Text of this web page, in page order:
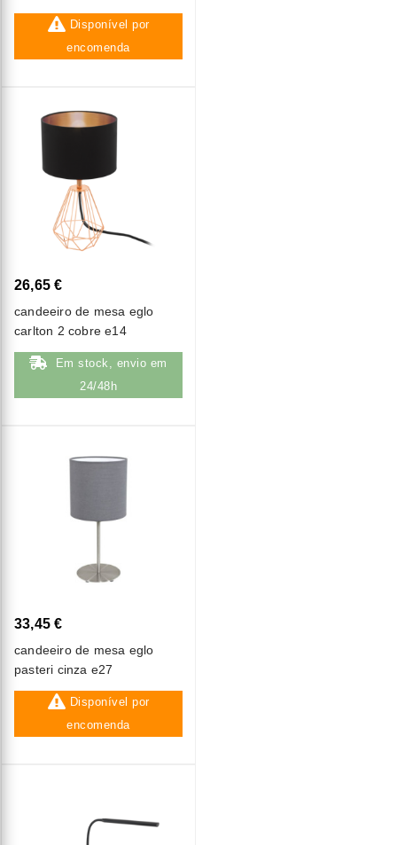
luz natural
Disponível por
encomenda
26,65 €
candeeiro de mesa eglo
carlton 2 cobre e14
Em stock, envio em
24/48h
33,45 €
candeeiro de mesa eglo
pasteri cinza e27
Disponível por
encomenda